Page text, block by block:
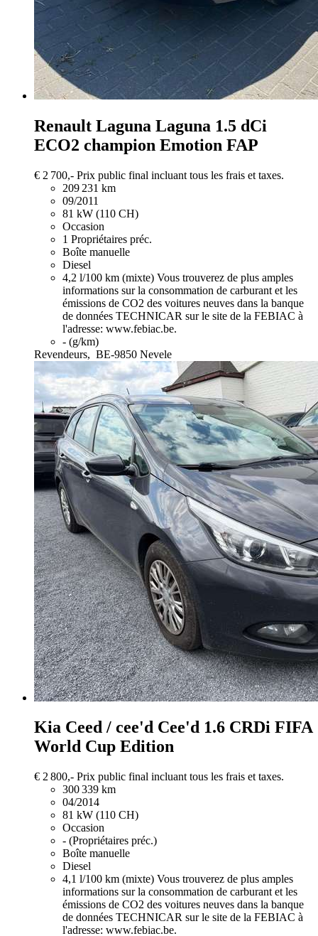
Renault Laguna Laguna 1.5 dCi
ECO2 champion Emotion FAP
€ 2 700,- Prix public final incluant tous les frais et taxes.
209 231 km
09/2011
81 kW (110 CH)
Occasion
1 Propriétaires préc.
Boîte manuelle
Diesel
4,2 l/100 km (mixte) Vous trouverez de plus amples
informations sur la consommation de carburant et les
émissions de CO2 des voitures neuves dans la banque
de données TECHNICAR sur le site de la FEBIAC à
l'adresse: www.febiac.be.
- (g/km)
Revendeurs, BE-9850 Nevele
Kia Ceed / cee'd Cee'd 1.6 CRDi FIFA
World Cup Edition
€ 2 800,- Prix public final incluant tous les frais et taxes.
300 339 km
04/2014
81 kW (110 CH)
Occasion
- (Propriétaires préc.)
Boîte manuelle
Diesel
4,1 l/100 km (mixte) Vous trouverez de plus amples
informations sur la consommation de carburant et les
émissions de CO2 des voitures neuves dans la banque
de données TECHNICAR sur le site de la FEBIAC à
l'adresse: www.febiac.be.